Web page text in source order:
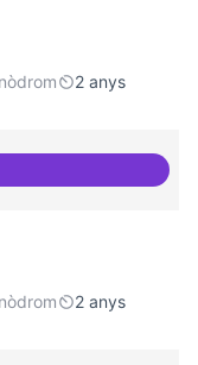
2 anys
d'ILPs
2 anys